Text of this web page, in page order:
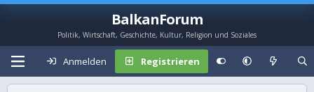
BalkanForum
Politik, Wirtschaft, Geschichte, Kultur, Religion und Soziales
Anmelden Registrieren